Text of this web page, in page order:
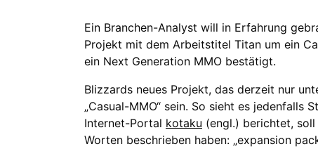
Ein Branchen-Analyst will in Erfahrung
Projekt mit dem Arbeitstitel Titan um ein
ein Next Generation MMO bestätigt.
Blizzards neues Projekt, das derzeit nur
„Casual-MMO“ sein. So sieht es jedenfalls
Internet-Portal kotaku (engl.) berichtet,
Worten beschrieben haben: „expansion